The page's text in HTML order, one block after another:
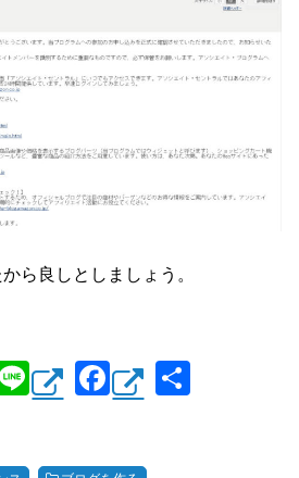
ら良しとしましょう。
Li
n
F
a